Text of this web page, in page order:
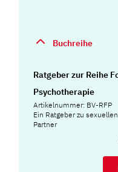
Buchreihe
Ratgeber zur Reihe
Psychotherapie
Artikelnummer: BV-RFP
Ein Ratgeber zu
Partner